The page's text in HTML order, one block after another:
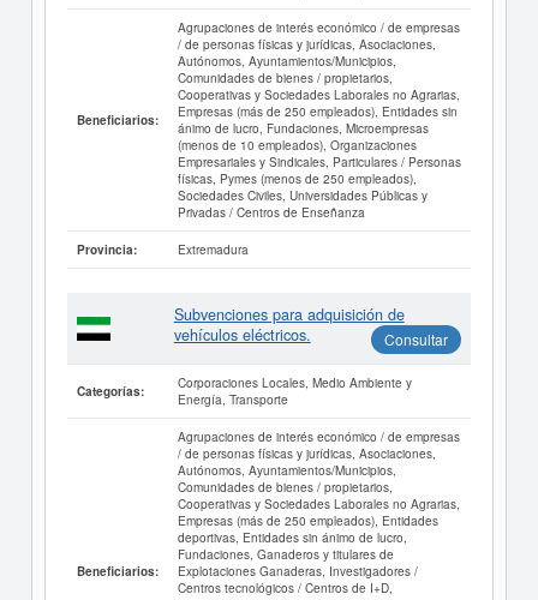
Beneficiarios:
Agrupaciones de interés económico / de empresas
/ de personas físicas y jurídicas, Asociaciones,
Autónomos, Ayuntamientos/Municipios,
Comunidades de bienes / propietarios,
Cooperativas y Sociedades Laborales no Agrarias,
Empresas (más de 250 empleados), Entidades sin
ánimo de lucro, Fundaciones, Microempresas
(menos de 10 empleados), Organizaciones
Empresariales y Sindicales, Particulares / Personas
físicas, Pymes (menos de 250 empleados),
Sociedades Civiles, Universidades Públicas y
Privadas / Centros de Enseñanza
Provincia: Extremadura
Subvenciones para adquisición de
vehículos eléctricos.
Consultar
Categorías:
Corporaciones Locales, Medio Ambiente y
Energía, Transporte
Beneficiarios:
Agrupaciones de interés económico / de empresas
/ de personas físicas y jurídicas, Asociaciones,
Autónomos, Ayuntamientos/Municipios,
Comunidades de bienes / propietarios,
Cooperativas y Sociedades Laborales no Agrarias,
Empresas (más de 250 empleados), Entidades
deportivas, Entidades sin ánimo de lucro,
Fundaciones, Ganaderos y titulares de
Explotaciones Ganaderas, Investigadores /
Centros tecnológicos / Centros de I+D,